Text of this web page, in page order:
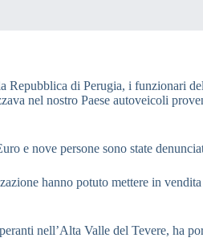
Repubblica di Perugia, i
nel nostro Paese autoveicoli
e nove persone sono state
hanno potuto mettere in
nell’Alta Valle del Tevere, ha